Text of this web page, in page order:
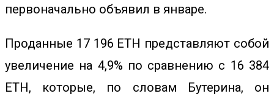
первоначально объявил в январе.
Проданные 17 196 ETH представляют собой
увеличение на 4,9% по сравнению с 16 384
ETH, которые, по словам Бутерина, он